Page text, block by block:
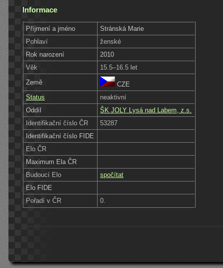
Informace
Příjmení a jméno
Stránská Marie
Pohlaví
ženské
Rok narození
2010
Věk
15.5–16.5 let
Země
CZE
Status
neaktivní
Oddíl
ŠK JOLY Lysá nad Labem, z.s.
Identifikační číslo ČR
53287
Identifikační číslo FIDE
Elo ČR
Maximum Ela ČR
Budoucí Elo
spočítat
Elo FIDE
Pořadí v ČR
0.